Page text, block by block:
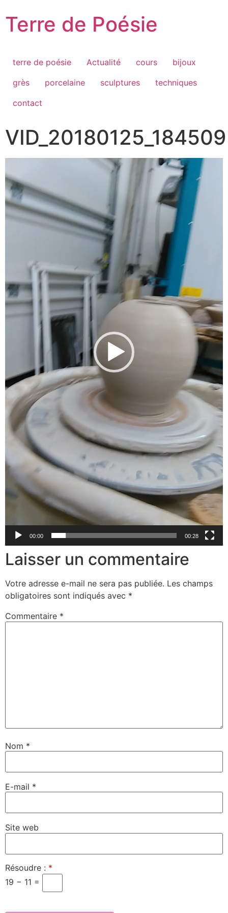
au
contenu
Terre de Poésie
terre de poésie Actualité cours
bijoux
grès
porcelaine sculptures
techniques
contact
VID_20180125_184509
vidéo
00:00 00:28
Laisser un commentaire
Votre adresse e-mail ne sera pas publiée. Les champs
obligatoires sont indiqués avec *
Commentaire *
Nom *
E-mail *
Site web
Résoudre : *
19 − 11 =